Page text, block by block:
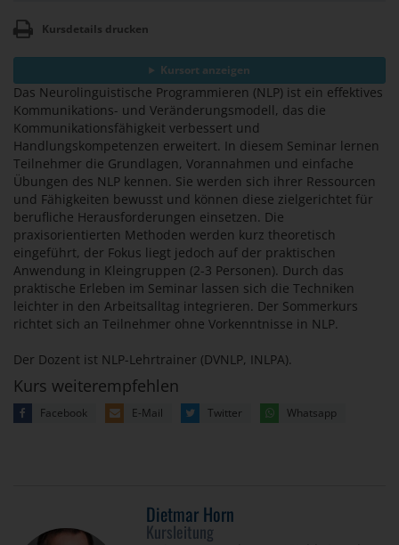
Kursdetails drucken
Kursort anzeigen
Das Neurolinguistische Programmieren (NLP) ist ein effektives
Kommunikations- und Veränderungsmodell, das die
Kommunikationsfähigkeit verbessert und
Handlungskompetenzen erweitert. In diesem Seminar lernen
Teilnehmer die Grundlagen, Vorannahmen und einfache
Übungen des NLP kennen. Sie werden sich ihrer Ressourcen
und Fähigkeiten bewusst und können diese zielgerichtet für
berufliche Herausforderungen einsetzen. Die
praxisorientierten Methoden werden kurz theoretisch
eingeführt, der Fokus liegt jedoch auf der praktischen
Anwendung in Kleingruppen (2-3 Personen). Durch das
praktische Erleben im Seminar lassen sich die Techniken
leichter in den Arbeitsalltag integrieren. Der Sommerkurs
richtet sich an Teilnehmer ohne Vorkenntnisse in NLP.
Der Dozent ist NLP-Lehrtrainer (DVNLP, INLPA).
Kurs weiterempfehlen
Facebook E-Mail Twitter Whatsapp
Dietmar Horn
Kursleitung